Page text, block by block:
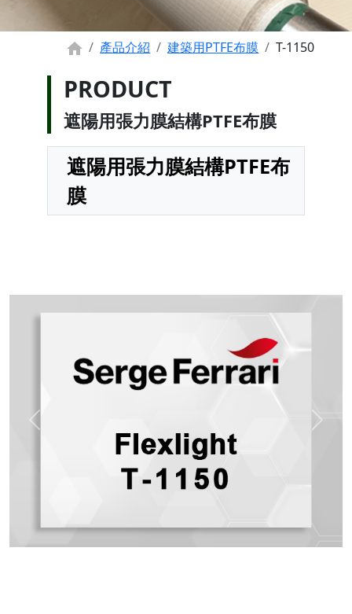
產品介紹 建築用PTFE布膜 T-1150
PRODUCT
遮陽用張力膜結構PTFE布膜
遮陽用張力膜結構PTFE布
膜
Previous Next